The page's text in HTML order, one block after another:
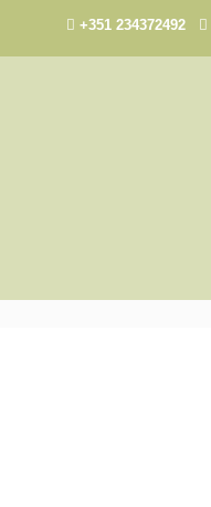
+351 234372492